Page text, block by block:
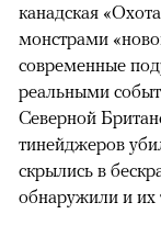
канадская
монстрами
современные
реальными
Северной
тинейджеров
скрылись в
обнаружили и их